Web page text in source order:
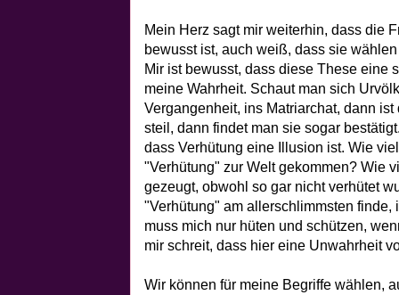
Mein Herz sagt mir weiterhin, dass die
bewusst ist, auch weiß, dass sie
Mir ist bewusst, dass diese These eine
meine Wahrheit. Schaut man sich
Vergangenheit, ins Matriarchat, dann
steil, dann findet man sie sogar
dass Verhütung eine Illusion ist. Wie
"Verhütung" zur Welt gekommen? Wie
gezeugt, obwohl so gar nicht verhütet
"Verhütung" am allerschlimmsten finde,
muss mich nur hüten und schützen,
mir schreit, dass hier eine Unwahrheit
Wir können für meine Begriffe wählen,